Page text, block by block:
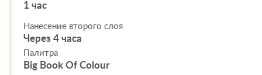
1 час
Нанесение второго слоя
Через 4 часа
Палитра
Big Book Of Colour